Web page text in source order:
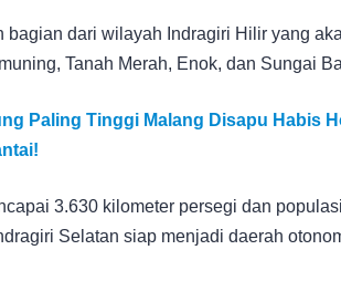
bagian dari wilayah Indragiri Hilir yang
Tanah Merah, Enok, dan Sungai
Paling Tinggi Malang Disapu Habis
3.630 kilometer persegi dan
Selatan siap menjadi daerah